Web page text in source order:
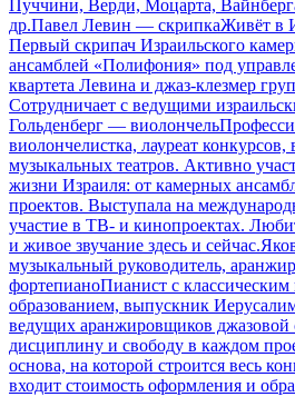
Пуччини, Верди, Моцарта,
др.Павел Левин — скрипкаЖивёт в
Первый скрипач Израильского
ансамблей «Полифония» под
квартета Левина и джаз-клезмер
Сотрудничает с ведущими
Гольденберг —
виолончелистка, лауреат
музыкальных театров. Активно
жизни Израиля: от камерных
проектов. Выступала на
участие в ТВ- и кинопроектах.
и живое звучание здесь и
музыкальный руководитель,
фортепианоПианист с
образованием, выпускник
ведущих аранжировщиков джазовой
дисциплину и свободу в каждом
основа, на которой строится весь
входит стоимость оформления и